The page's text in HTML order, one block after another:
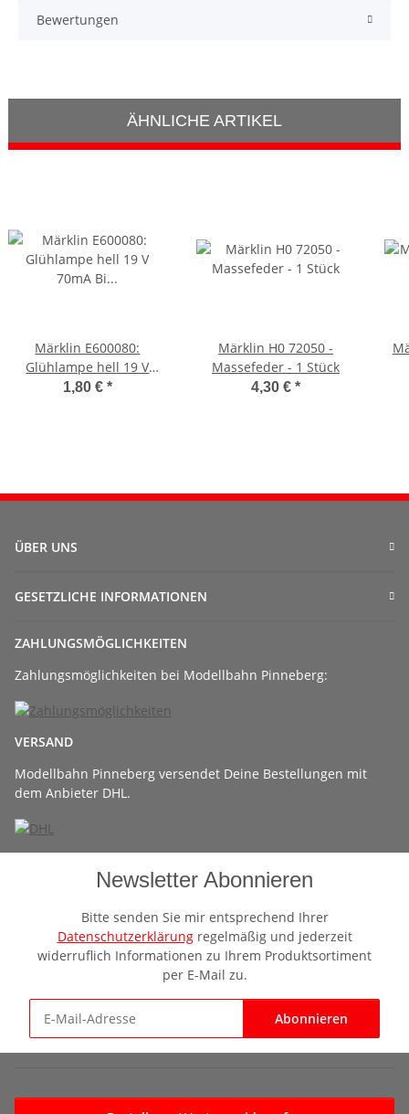
Bewertungen
ÄHNLICHE ARTIKEL
Märklin E600080:
Glühlampe hell 19 V
70mA Bi Pin - 1 Stück
1,80 € *
Märklin H0 72050 -
Massefeder - 1 Stück
4,30 €*
ÜBER UNS
GESETZLICHE INFORMATIONEN
ZAHLUNGSMÖGLICHKEITEN
Zahlungsmöglichkeiten bei Modellbahn Pinneberg:
VERSAND
Modellbahn Pinneberg versendet Deine Bestellungen mit
dem Anbieter DHL.
Newsletter Abonnieren
Bitte senden Sie mir entsprechend Ihrer
Datenschutzerklärungregelmäßig und jederzeit
widerruflich Informationen zu Ihrem Produktsortiment
per E-Mail zu.
Abonnieren